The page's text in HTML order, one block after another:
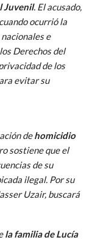
Juvenil. El acusado,
ocurrió la
e
Derechos del
de los
evitar su
dehomicidio
sostiene que el
de su
ilegal. Por su
Uzair, buscará
la familia de Lucía